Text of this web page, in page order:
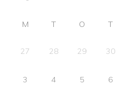
M T O T
27 28 29 30
3 4 5 6